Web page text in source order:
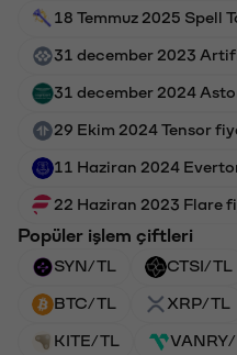
18 Temmuz 2025 Spell
31 december 2023
31 december 2024
29 Ekim 2024 Tensor
11 Haziran 2024
22 Haziran 2023 Flare
Popüler işlem çiftleri
SYN/TL CTSI/TL
BTC/TL XRP/TL
KITE/TL